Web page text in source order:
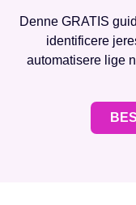
Denne GRATIS
identificere
automatisere lige